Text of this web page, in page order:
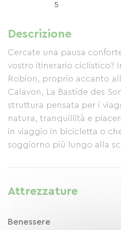
5
Descrizione
Cercate una pausa
vostro itinerario ciclistico?
Robion, proprio accanto
Calavon, La Bastide des
struttura pensata per i
natura, tranquillità e
in viaggio in bicicletta o
soggiorno più lungo alla
e una sauna per rilassare i
settembre, • e
Attrezzature
Benessere